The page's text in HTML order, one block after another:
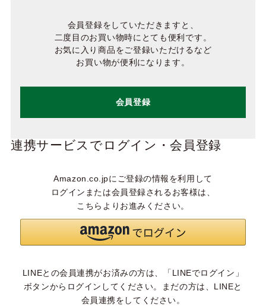
会員登録をしていただきますと、
二度目のお買い物時にとても便利です。
お気に入り商品をご登録いただけるなど
お買い物が便利になります。
会員登録
連携サービスでログイン・会員登録
Amazon.co.jpにご登録の情報を利用して
ログインまたは会員登録されるお客様は、
こちらよりお進みください。
LINEとの会員連携がお済みの方は、「LINEでログイン」
ボタンからログインしてください。まだの方は、 LINEと
会員連携をしてください。